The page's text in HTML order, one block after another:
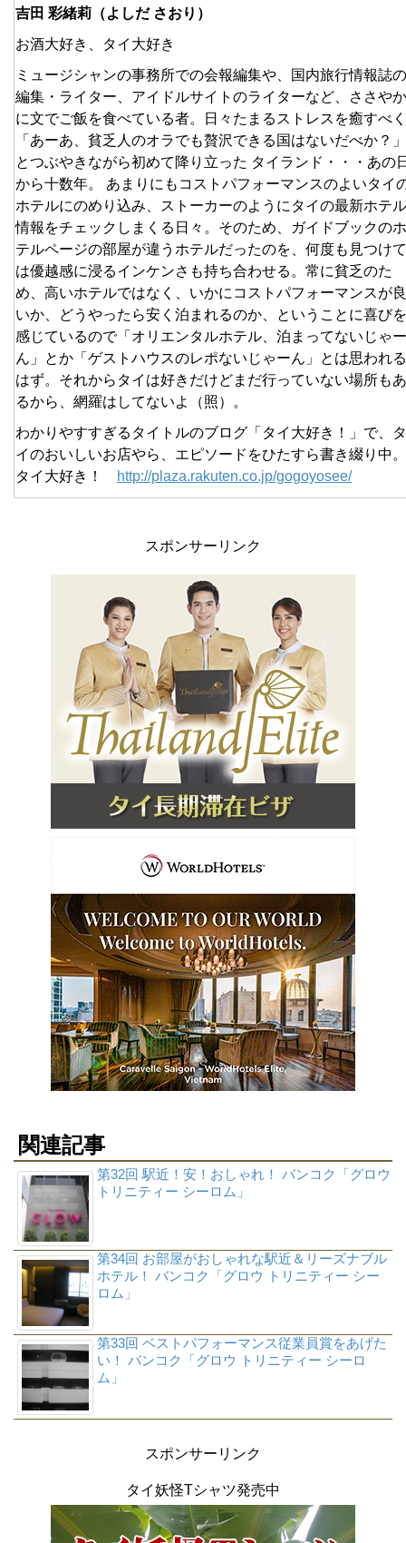
吉田 彩緒莉（よしだ さおり）
お酒大好き、タイ大好き
ミュージシャンの事務所での会報編集や、国内旅行情報誌の
編集・ライター、アイドルサイトのライターなど、ささやか
に文でご飯を食べている者。日々たまるストレスを癒すべく
「あーあ、貧乏人のオラでも贅沢できる国はないだべか？」
とつぶやきながら初めて降り立った タイランド・・・あの
から十数年。 あまりにもコストパフォーマンスのよいタイ
ホテルにのめり込み、ストーカーのようにタイの最新ホテル
情報をチェックしまくる日々。そのため、ガイドブックのホ
テルページの部屋が違うホテルだったのを、何度も見つけて
は優越感に浸るインケンさも持ち合わせる。常に貧乏のた
め、高いホテルではなく、いかにコストパフォーマンスが良
いか、どうやったら安く泊まれるのか、ということに喜びを
感じているので「オリエンタルホテル、泊まってないじゃー
ん」とか「ゲストハウスのレポないじゃーん」とは思われる
はず。それからタイは好きだけどまだ行っていない場所もあ
るから、網羅はしてないよ（照）。
わかりやすすぎるタイトルのブログ「タイ大好き！」で、タ
イのおいしいお店やら、エピソードをひたすら書き綴り中。
タイ大好き！
http://plaza.rakuten.co.jp/gogoyosee/
スポンサーリンク
関連記事
第32回 駅近！安！おしゃれ！ バンコク「グロウ
トリニティー シーロム」
第34回 お部屋がおしゃれな駅近＆リーズナブル
ホテル！ バンコク「グロウ トリニティー シー
ロム」
第33回 ベストパフォーマンス従業員賞をあげた
い！ バンコク「グロウ トリニティー シーロ
ム」
スポンサーリンク
タイ妖怪Tシャツ発売中